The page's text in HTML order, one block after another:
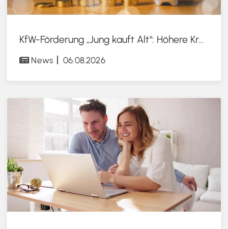
KfW-Förderung „Jung kauft Alt“: Höhere Kredite ab August 2026
News 06.08.2026